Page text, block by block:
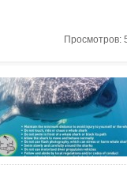
Просмотров: